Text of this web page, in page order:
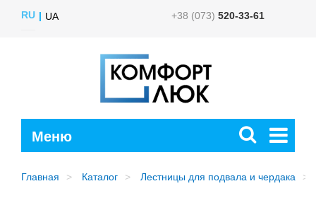
RU UA +38 (073) 520-33-61
Главная Каталог Лестницы для подвала и чердака